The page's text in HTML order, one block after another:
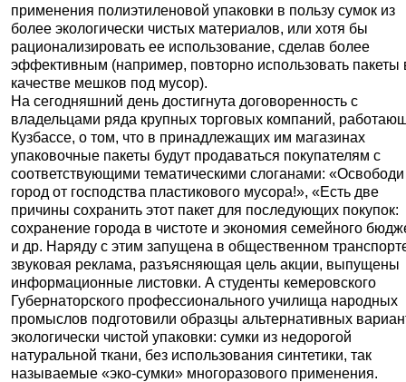
применения полиэтиленовой упаковки в пользу сумок из
более экологически чистых материалов, или хотя бы
рационализировать ее использование, сделав более
эффективным (например, повторно использовать пакеты
качестве мешков под мусор).
На сегодняшний день достигнута договоренность с
владельцами ряда крупных торговых компаний,
Кузбассе, о том, что в принадлежащих им магазинах
упаковочные пакеты будут продаваться покупателям с
соответствующими тематическими слоганами: «Освободи
город от господства пластикового мусора!», «Есть две
причины сохранить этот пакет для последующих покупок:
сохранение города в чистоте и экономия семейного
и др. Наряду с этим запущена в общественном
звуковая реклама, разъясняющая цель акции, выпущены
информационные листовки. А студенты кемеровского
Губернаторского профессионального училища народных
промыслов подготовили образцы альтернативных
экологически чистой упаковки: сумки из недорогой
натуральной ткани, без использования синтетики, так
называемые «эко-сумки» многоразового применения.